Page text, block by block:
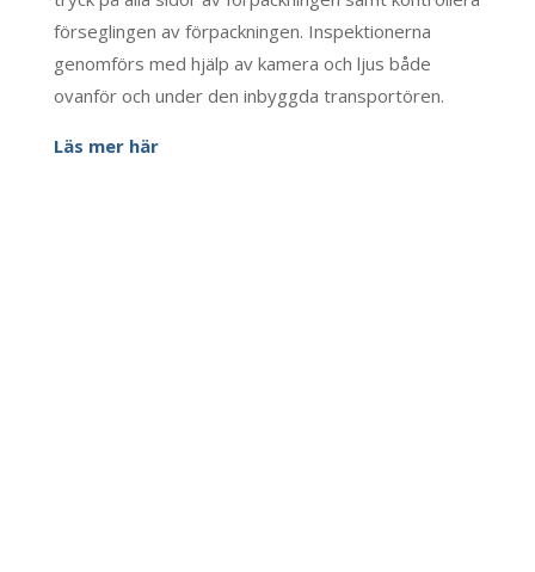
förseglingen av förpackningen. Inspektionerna
genomförs med hjälp av kamera och ljus både
ovanför och under den inbyggda transportören.
Läs mer här